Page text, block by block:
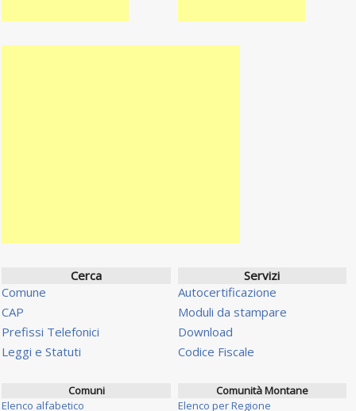
Cerca
Comune
CAP
Prefissi Telefonici
Leggi e Statuti
Servizi
Autocertificazione
Moduli da stampare
Download
Codice Fiscale
Comuni
Elenco alfabetico
Comunità Montane
Elenco per Regione